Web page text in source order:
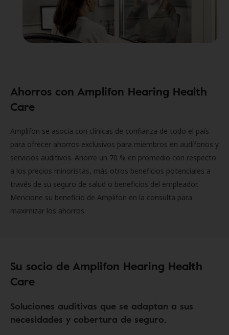
Ahorros con Amplifon Hearing Health
Care
Amplifon se asocia con clínicas de confianza de todo el país
para ofrecer ahorros exclusivos para miembros en audífonos y
servicios auditivos. Ahorre un 70 % en promedio con respecto
a los precios minoristas, más otros beneficios potenciales a
través de su seguro de salud o beneficios del empleador.
Mencione su beneficio de Amplifon en la consulta para
maximizar los ahorros.
Su socio de Amplifon Hearing Health
Care
Soluciones auditivas que se adaptan a sus
necesidades y cobertura de seguro.